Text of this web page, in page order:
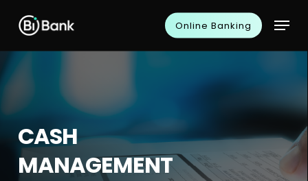
content
Online Banking
CASH
MANAGEMENT